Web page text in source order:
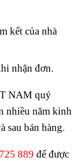
kết của nhà
nhận đơn.
NAM quý
nhiều năm kinh
sau bán hàng.
889 để được